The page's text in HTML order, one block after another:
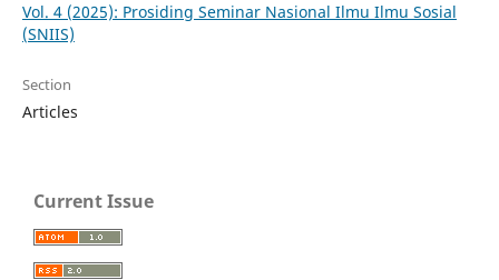
Vol. 4 (2025): Prosiding Seminar Nasional Ilmu Ilmu Sosial
(SNIIS)
Section
Articles
Current Issue